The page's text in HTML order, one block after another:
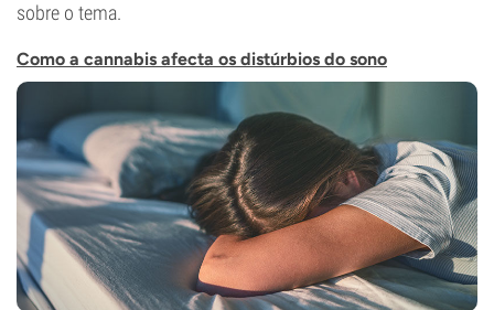
sobre o tema.
Como a cannabis afecta os distúrbios do sono